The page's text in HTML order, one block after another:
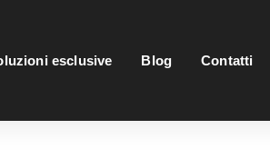
esclusive Blog Contatti